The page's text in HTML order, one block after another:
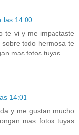
las 14:00
te vi y me impactaste
todo hermosa te
mas fotos tuyas
14:01
y me gustan mucho
mas fotos tuyas